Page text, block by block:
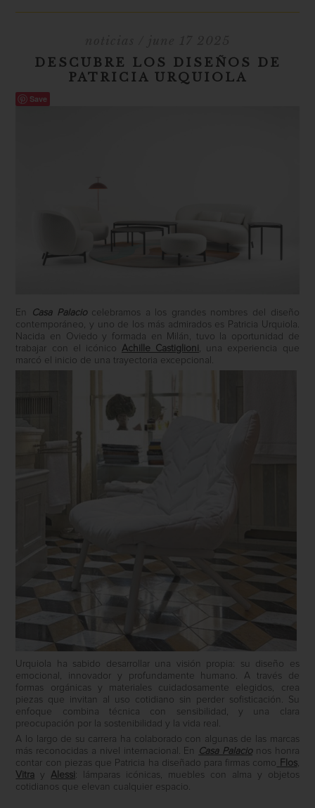
DESCUBRE LOS DISEÑOS DE
PATRICIA URQUIOLA
Save
En Casa Palaciocelebramos a los grandes nombres del diseño
contemporáneo, y uno de los más admirados es Patricia Urquiola.
Nacida en Oviedo y formada en Milán, tuvo la oportunidad de
trabajar con el icónico Achille Castiglioni , una experiencia que
marcó el inicio de una trayectoria excepcional.
Urquiola ha sabido desarrollar una visión propia: su diseño es
emocional, innovador y profundamente humano. A través de
formas orgánicas y materiales cuidadosamente elegidos, crea
piezas que invitan al uso cotidiano sin perder sofisticación. Su
enfoque combina técnica con sensibilidad, y una clara
preocupación por la sostenibilidad y la vida real.
A lo largo de su carrera ha colaborado con algunas de las marcas
más reconocidas a nivel internacional. En
Casa Palacionos honra
contar con piezas que Patricia ha diseñado para firmas como
Flos,
Vitra yAlessi : lámparas icónicas, muebles con alma y objetos
cotidianos que elevan cualquier espacio.